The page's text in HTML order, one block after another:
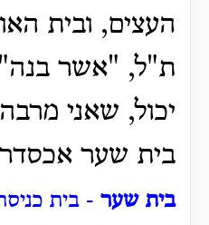
העצים, ובית
ת"ל, "אשר
יכול, שאני
בית שער
בית שער - בית